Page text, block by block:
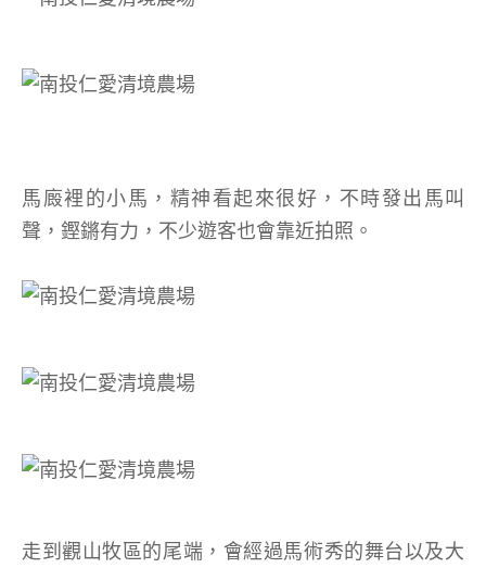
馬廄裡的小馬，精神看起來很好，不時發出馬叫
聲，鏗鏘有力，不少遊客也會靠近拍照。
走到觀山牧區的尾端，會經過馬術秀的舞台以及大